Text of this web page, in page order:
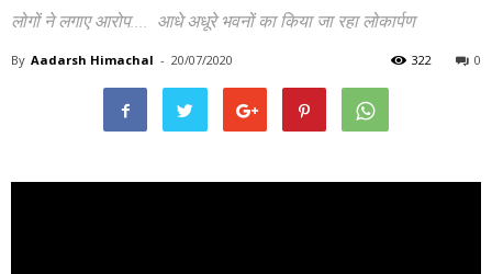
लोगों ने लगाए आरोप.... आधे अधूरे भवनों का किया जा रहा लोकार्पण
By Aadarsh Himachal - 20/07/2020 0
322